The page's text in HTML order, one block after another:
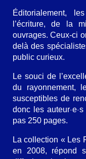
Éditorialement,
l’écriture, de la
ouvrages. Ceux-ci
delà des
public curieux.
Le souci de
du rayonnement,
susceptibles de
donc les auteur·e·s
pas 250 pages.
La collection « Les
en 2008, répond